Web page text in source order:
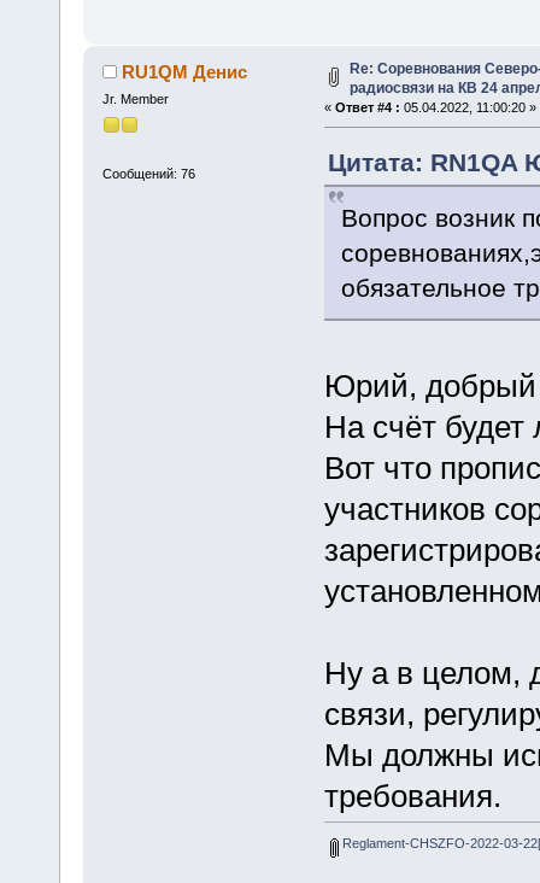
RU1QM Денис
Jr. Member
Сообщений: 76
Re: Соревнования
радиосвязи на КВ 24
« Ответ #4 : 05.04.2022, 11:00:20 »
Цитата: RN1QA
Вопрос возник
обязательное
Юрий, добрый
На счёт будет
Вот что
участников
Ну а в целом,
связи,
Мы должны
требования.
Reglament-CHSZFO-2022-03-